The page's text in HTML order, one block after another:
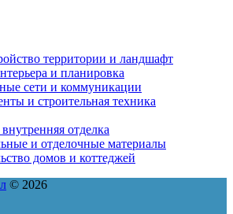
территории и ландшафт
и планировка
сети и коммуникации
и строительная техника
отделка
и отделочные материалы
домов и коттеджей
© 2026